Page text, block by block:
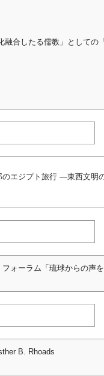
融合したる儒教」として
のエジプト旅行 ―東西文明
フォーラム「琉球からの声
B. Rhoads